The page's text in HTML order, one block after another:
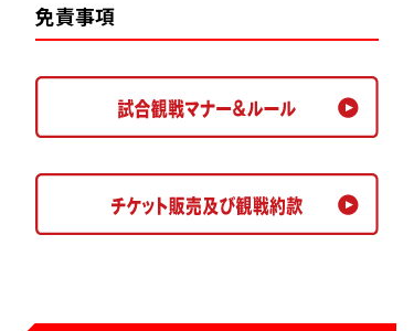
免責事項